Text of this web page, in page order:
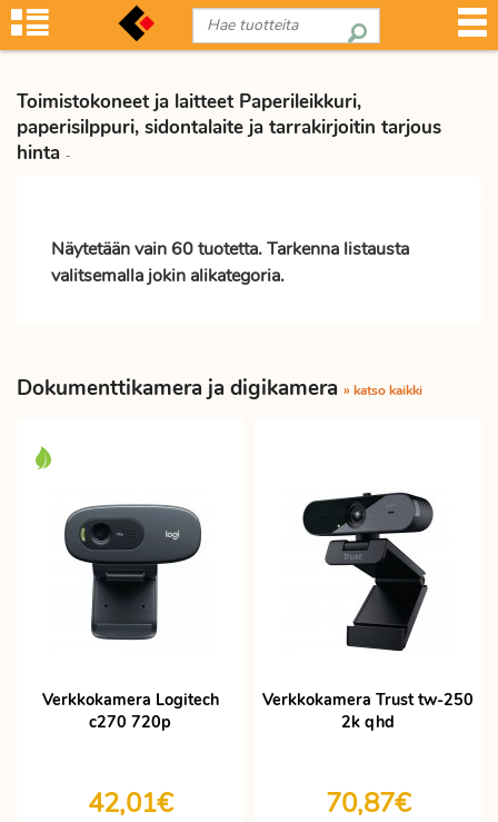
Toimistokoneet ja laitteet Paperileikkuri,
paperisilppuri, sidontalaite ja tarrakirjoitin tarjous
hinta -
Näytetään vain 60 tuotetta. Tarkenna listausta
valitsemalla jokin alikategoria.
Dokumenttikamera ja digikamera » katso kaikki
Verkkokamera Logitech
c270 720p
42,01€
Verkkokamera Trust tw-250
2k qhd
70,87€